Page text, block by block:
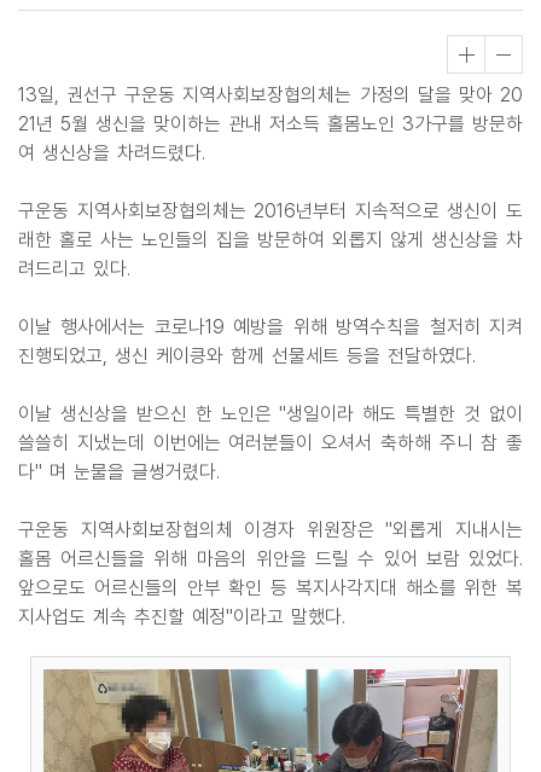
13일, 권선구 구운동 지역사회보장협의체는 가정의 달을 맞아 20
21년 5월 생신을 맞이하는 관내 저소득 홀몸노인 3가구를 방문하
여 생신상을 차려드렸다.
구운동 지역사회보장협의체는 2016년부터 지속적으로 생신이 도
래한 홀로 사는 노인들의 집을 방문하여 외롭지 않게 생신상을 차
려드리고 있다.
이날 행사에서는 코로나19 예방을 위해 방역수칙을 철저히 지켜
진행되었고, 생신 케이킁와 함께 선물세트 등을 전달하였다.
이날 생신상을 받으신 한 노인은 "생일이라 해도 특별한 것 없이
쓸쓸히 지냈는데 이번에는 여러분들이 오셔서 축하해 주니 참 좋
다" 며 눈물을 글썽거렸다.
구운동 지역사회보장협의체 이경자 위원장은 "외롭게 지내시는
홀몸 어르신들을 위해 마음의 위안을 드릴 수 있어 보람 있었다.
앞으로도 어르신들의 안부 확인 등 복지사각지대 해소를 위한 복
지사업도 계속 추진할 예정"이라고 말했다.